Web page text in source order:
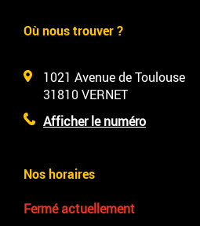
Où nous trouver ?
1021 Avenue de Toulouse
31810VERNET
Afficher le numéro
Nos horaires
Fermé actuellement